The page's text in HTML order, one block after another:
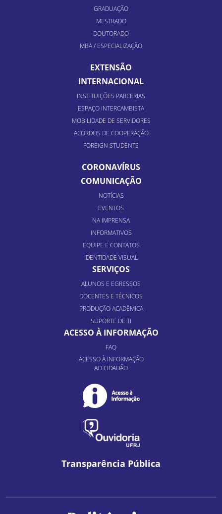
GRADUAÇÃO
MESTRADO
DOUTORADO
MBA / ESPECIALIZAÇÃO
EXTENSÃO
INTERNACIONAL
INSTITUIÇÕES PARCERIAS
ESPAÇO INTERCAMBISTA
MOBILIDADE DE SERVIDORES
ACORDOS DE COOPERAÇÃO
FOREIGN STUDENTS
CORONAVÍRUS
COMUNICAÇÃO
NOTÍCIAS
EVENTOS
NA IMPRENSA
INFORMATIVOS
EQUIPE E CONTATOS
IDENTIDADE VISUAL
SERVIÇOS
ALUNOS E EGRESSOS
DOCENTES E TÉCNICOS
PRODUÇÃO ACADÊMICA
SUPORTE DE TI
ACESSO À INFORMAÇÃO
FAQ
ACESSO À INFORMAÇÃO
AO CIDADÃO
Transparência Pública